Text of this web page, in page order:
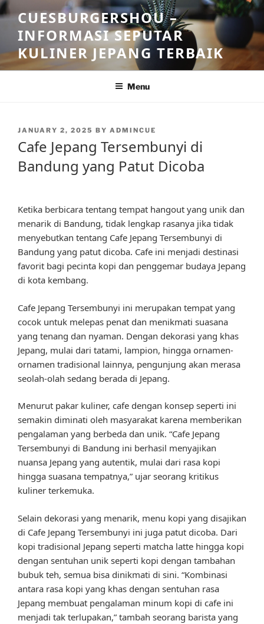
Skip
to
content
CUESBURGERSHOU –
INFORMASI SEPUTAR
KULINER JEPANG TERBAIK
Menu
POSTED
JANUARY 2, 2025 BY ADMINCUE
Cafe Jepang Tersembunyi di
Bandung yang Patut Dicoba
Ketika berbicara tentang tempat hangout yang unik dan
menarik di Bandung, tidak lengkap rasanya jika tidak
menyebutkan tentang Cafe Jepang Tersembunyi di
Bandung yang patut dicoba. Cafe ini menjadi destinasi
favorit bagi pecinta kopi dan penggemar budaya Jepang
di kota kembang.
Cafe Jepang Tersembunyi ini merupakan tempat yang
cocok untuk melepas penat dan menikmati suasana
yang tenang dan nyaman. Dengan dekorasi yang khas
Jepang, mulai dari tatami, lampion, hingga ornamen-
ornamen tradisional lainnya, pengunjung akan merasa
seolah-olah sedang berada di Jepang.
Menurut pakar kuliner, cafe dengan konsep seperti ini
semakin diminati oleh masyarakat karena memberikan
pengalaman yang berbeda dan unik. “Cafe Jepang
Tersembunyi di Bandung ini berhasil menyajikan
nuansa Jepang yang autentik, mulai dari rasa kopi
hingga suasana tempatnya,” ujar seorang kritikus
kuliner terkemuka.
Selain dekorasi yang menarik, menu kopi yang disajikan
di Cafe Jepang Tersembunyi ini juga patut dicoba. Dari
kopi tradisional Jepang seperti matcha latte hingga kopi
dengan sentuhan unik seperti kopi dengan tambahan
bubuk teh, semua bisa dinikmati di sini. “Kombinasi
antara rasa kopi yang khas dengan sentuhan rasa
Jepang membuat pengalaman minum kopi di cafe ini
menjadi tak terlupakan,” tambah seorang barista yang